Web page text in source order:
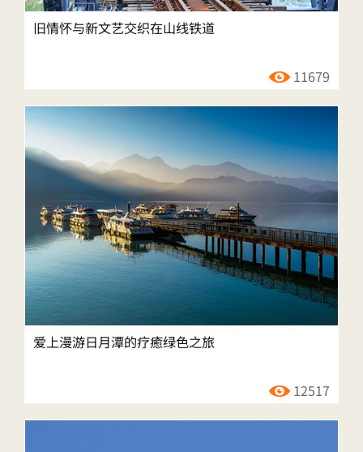
旧情怀与新文艺交织在山线铁道
11679
爱上漫游日月潭的疗癒绿色之旅
12517